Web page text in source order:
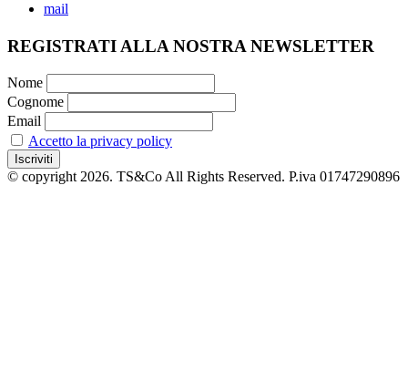
mail
REGISTRATI ALLA NOSTRA NEWSLETTER
Nome
Cognome
Email
Accetto la privacy policy
© copyright 2026. TS&Co All Rights Reserved. P.iva 01747290896